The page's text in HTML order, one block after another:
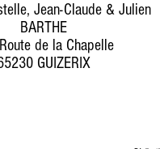
Jean-Claude & Julien
BARTHE
de la Chapelle
GUIZERIX